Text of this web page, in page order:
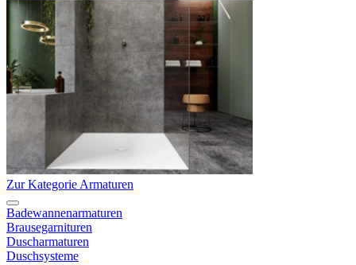
Zur Kategorie Armaturen
Badewannenarmaturen
Brausegarnituren
Duscharmaturen
Duschsysteme